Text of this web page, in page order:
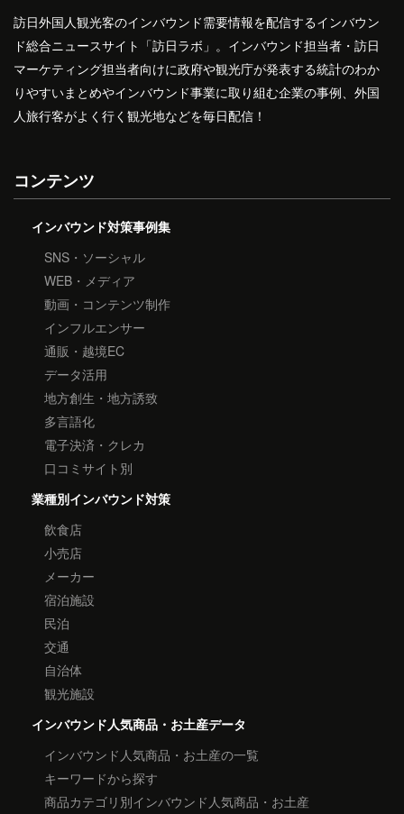
訪日外国人観光客のインバウンド需要情報を配信するインバウン
ド総合ニュースサイト「訪日ラボ」。インバウンド担当者・訪日
マーケティング担当者向けに政府や観光庁が発表する統計のわか
りやすいまとめやインバウンド事業に取り組む企業の事例、外国
人旅行客がよく行く観光地などを毎日配信！
コンテンツ
インバウンド対策事例集
SNS・ソーシャル
WEB・メディア
動画・コンテンツ制作
インフルエンサー
通販・越境EC
データ活用
地方創生・地方誘致
多言語化
電子決済・クレカ
口コミサイト別
業種別インバウンド対策
飲食店
小売店
メーカー
宿泊施設
民泊
交通
自治体
観光施設
インバウンド人気商品・お土産データ
インバウンド人気商品・お土産の一覧
キーワードから探す
商品カテゴリ別インバウンド人気商品・お土産